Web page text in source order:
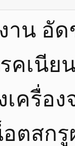
าน อั
คเนี
เครื่อ
ตสกรู